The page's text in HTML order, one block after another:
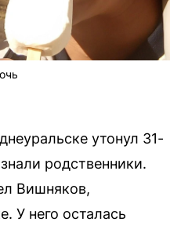
утонул 31-
родственники.
Вишняков,
У него осталась